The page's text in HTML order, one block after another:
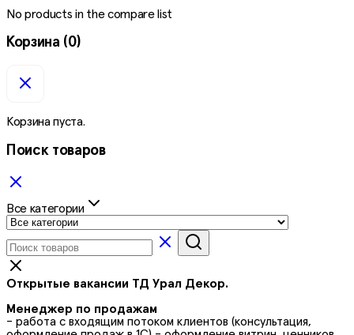
No products in the compare list
Корзина (0)
Корзина пуста.
Поиск товаров
Все категории
Открытые вакансии ТД Урал Декор.
Менеджер по продажам
- работа с входящим потоком клиентов (консультация,